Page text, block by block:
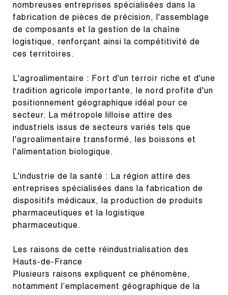
nombreuses entreprises spécialisées dans la
fabrication de pièces de précision, l'assemblage
de composants et la gestion de la chaîne
logistique, renforçant ainsi la compétitivité de
ces territoires.
L'agroalimentaire : Fort d'un terroir riche et d'une
tradition agricole importante, le nord profite d'un
positionnement géographique idéal pour ce
secteur. La métropole lilloise attire des
industriels issus de secteurs variés tels que
l'agroalimentaire transformé, les boissons et
l'alimentation biologique.
L'industrie de la santé : La région attire des
entreprises spécialisées dans la fabrication de
dispositifs médicaux, la production de produits
pharmaceutiques et la logistique
pharmaceutique.
Les raisons de cette réindustrialisation des
Hauts-de-France
Plusieurs raisons expliquent ce phénomène,
notamment l’emplacement géographique de la